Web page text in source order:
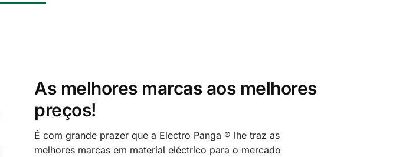
As melhores marcas aos melhores
preços!
É com grande prazer que a Electro Panga ® lhe traz as
melhores marcas em material eléctrico para o mercado